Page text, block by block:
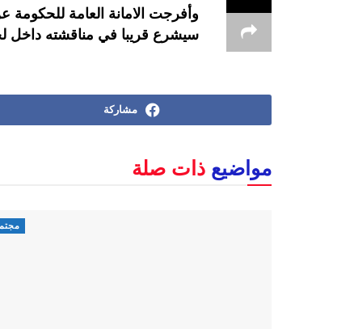
وأفرجت الامانة العامة
سيشرع قريبا في مناقشته داخل لجنة
مشاركة
مواضيع ذات صلة